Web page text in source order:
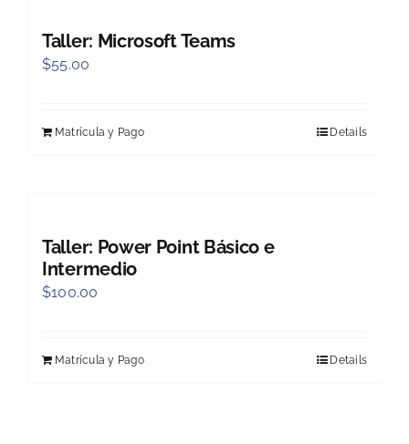
Taller: Microsoft Teams
$55.00
Matrícula y Pago Details
Taller: Power Point Básico e
Intermedio
$100.00
Matrícula y Pago Details